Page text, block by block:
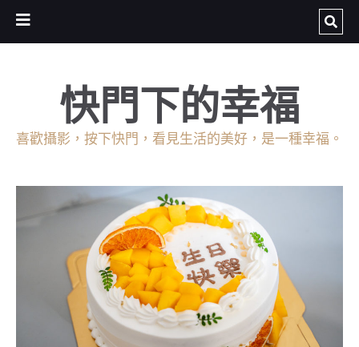
快門下的幸福
喜歡攝影，按下快門，看見生活的美好，是一種幸福。